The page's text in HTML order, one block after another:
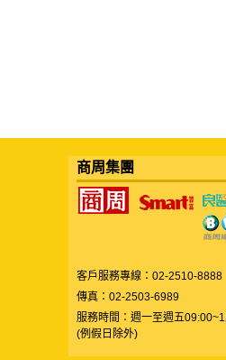
商周集團
客戶服務專線：02-2510-8888
傳真：02-2503-6989
服務時間：週一至週五
(例假日除外)